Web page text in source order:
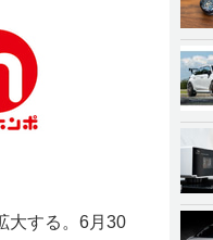
大する。6月30